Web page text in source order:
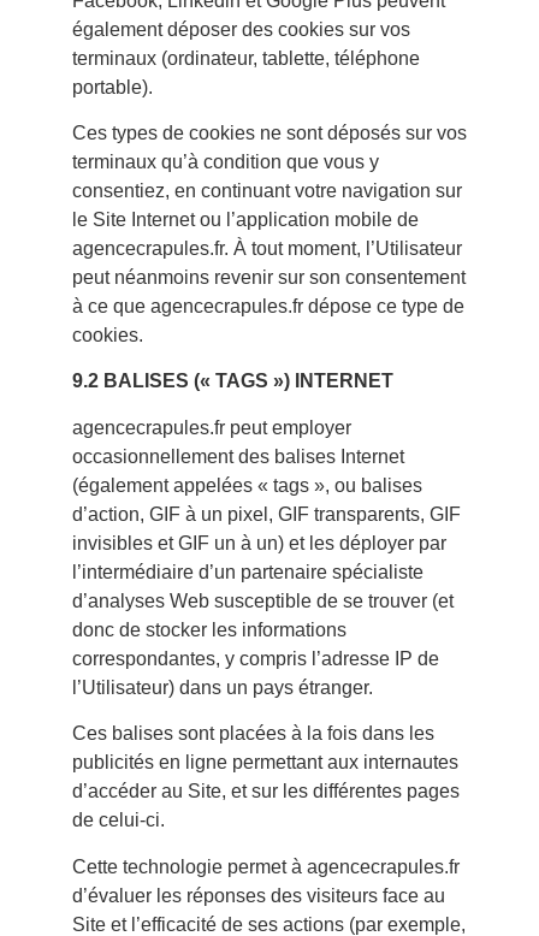
également déposer des cookies sur vos
terminaux (ordinateur, tablette, téléphone
portable).
Ces types de cookies ne sont déposés sur vos
terminaux qu’à condition que vous y
consentiez, en continuant votre navigation sur
le Site Internet ou l’application mobile de
agencecrapules.fr. À tout moment, l’Utilisateur
peut néanmoins revenir sur son consentement
à ce que agencecrapules.fr dépose ce type de
cookies.
9.2 BALISES (« TAGS ») INTERNET
agencecrapules.fr peut employer
occasionnellement des balises Internet
(également appelées « tags », ou balises
d’action, GIF à un pixel, GIF transparents, GIF
invisibles et GIF un à un) et les déployer par
l’intermédiaire d’un partenaire spécialiste
d’analyses Web susceptible de se trouver (et
donc de stocker les informations
correspondantes, y compris l’adresse IP de
l’Utilisateur) dans un pays étranger.
Ces balises sont placées à la fois dans les
publicités en ligne permettant aux internautes
d’accéder au Site, et sur les différentes pages
de celui-ci.
Cette technologie permet à agencecrapules.fr
d’évaluer les réponses des visiteurs face au
Site et l’efficacité de ses actions (par exemple,